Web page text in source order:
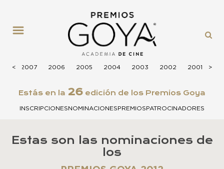
<
< 2007 2006 2005 2004 2003 2002 2001 >
>
Estás en la 26 edición de los Premios Goya
INSCRIPCIONESNOMINACIONESPREMIOSPATROCINADORES
Estas son las nominaciones de
los